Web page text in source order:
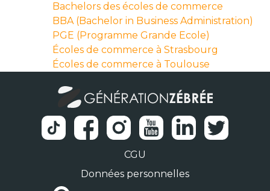
Bachelors des écoles de commerce
BBA (Bachelor in Business Administration)
PGE (Programme Grande Ecole)
Écoles de commerce à Strasbourg
Écoles de commerce à Toulouse
CGU
Données personnelles